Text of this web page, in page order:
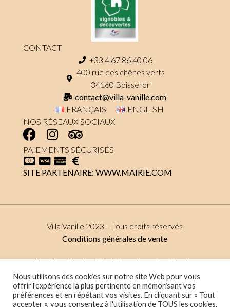
CONTACT
+33 4 67 86 40 06
400 rue des chênes verts
34160 Boisseron
contact@villa-vanille.com
FRANÇAIS
ENGLISH
NOS RÉSEAUX SOCIAUX
PAIEMENTS SÉCURISÉS
SITE PARTENAIRE: WWW.MAIRIE.COM
Villa Vanille 2023 – Tous droits réservés
Conditions générales de vente
Mentions légales & Politique de protection des
données
Nous utilisons des cookies sur notre site Web pour vous
offrir l'expérience la plus pertinente en mémorisant vos
préférences et en répétant vos visites. En cliquant sur « Tout
accepter », vous consentez à l'utilisation de TOUS les cookies.